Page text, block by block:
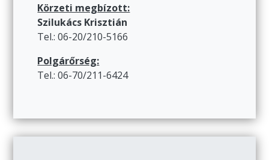
Körzeti megbízott:
Szilukács Krisztián
Tel.: 06-20/210-5166
Polgárőrség:
Tel.: 06-70/211-6424